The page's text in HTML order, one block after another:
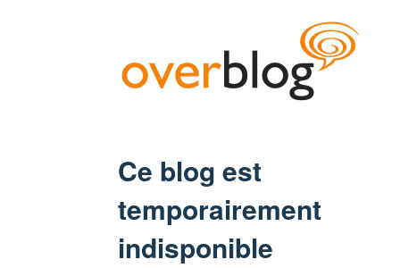
Ce blog est
temporairement
indisponible